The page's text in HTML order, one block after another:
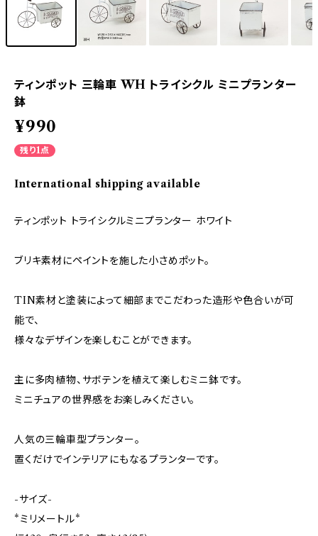
ティンポット 三輪車 WH トライシクル ミニプランター
鉢
¥990
残り1点
International shipping available
ティンポット トライシクルミニプランター ホワイト
ブリキ素材にペイントを施した小さめポット。
TIN素材と塗装によって細部までこだわった造形や色合いが可
能で、
様々なデザインを楽しむことができます。
主に多肉植物、サボテンを植えて楽しむミニ鉢です。
ミニチュアの世界感をお楽しみください。
人気の三輪車型プランター。
置くだけでインテリアにもなるプランターです。
-サイズ-
*ミリメートル*